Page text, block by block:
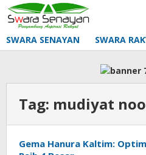
Lewati
ke
konten
SWARA SENAYAN SWARA
Tag: mudiyat
Gema Hanura Kaltim: